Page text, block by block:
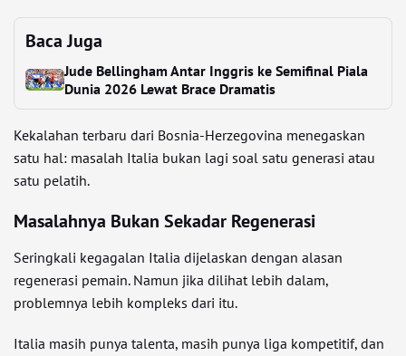
Baca Juga
Jude Bellingham Antar Inggris ke Semifinal Piala
Dunia 2026 Lewat Brace Dramatis
Kekalahan terbaru dari Bosnia-Herzegovina menegaskan
satu hal: masalah Italia bukan lagi soal satu generasi atau
satu pelatih.
Masalahnya Bukan Sekadar Regenerasi
Seringkali kegagalan Italia dijelaskan dengan alasan
regenerasi pemain. Namun jika dilihat lebih dalam,
problemnya lebih kompleks dari itu.
Italia masih punya talenta, masih punya liga kompetitif, dan